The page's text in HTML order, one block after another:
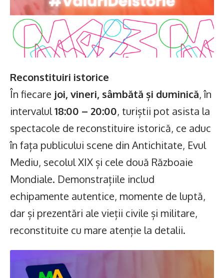
Reconstituiri istorice
În fiecare joi, vineri, sâmbătă și duminică, în
intervalul18:00 – 20:00, turiștii pot asista la
spectacole de reconstituire istorică, ce aduc
în fața publicului scene din Antichitate, Evul
Mediu, secolul XIX și cele două Războaie
Mondiale. Demonstrațiile includ
echipamente autentice, momente de luptă,
dar și prezentări ale vieții civile și militare,
reconstituite cu mare atenție la detalii.